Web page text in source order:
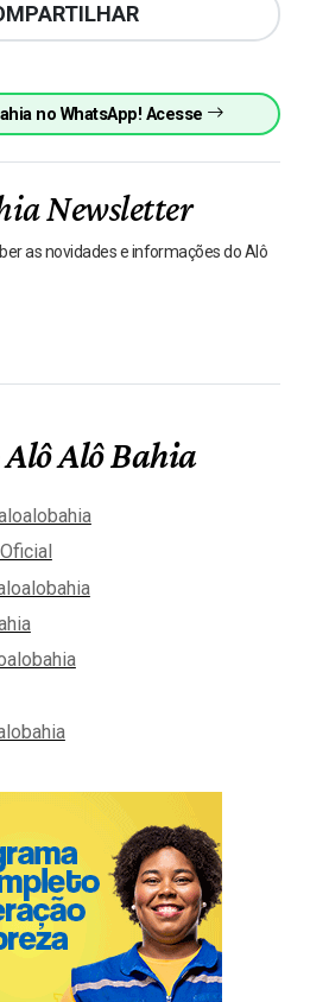
no WhatsApp! Acesse
Newsletter
as novidades e informações do Alô
Alô Bahia